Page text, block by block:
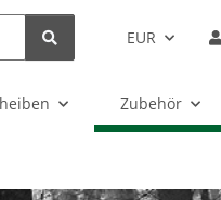
EUR
Zubehör